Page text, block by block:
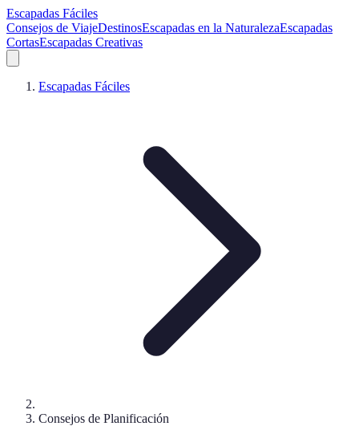
Escapadas Fáciles
Consejos de ViajeDestinosEscapadas en la NaturalezaEscapadas
CortasEscapadas Creativas
Escapadas Fáciles
Consejos de Planificación